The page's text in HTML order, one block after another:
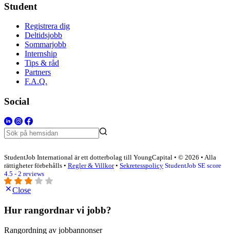
Student
Registrera dig
Deltidsjobb
Sommarjobb
Internship
Tips & råd
Partners
F.A.Q.
Social
StudentJob International är ett dotterbolag till YoungCapital • © 2026 • Alla
rättigheter förbehålls • Regler & Villkor• Sekretesspolicy StudentJob SE score
4.5 - 2 reviews
Close
Hur rangordnar vi jobb?
Rangordning av jobbannonser